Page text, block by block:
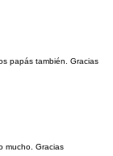
papás también. Gracias
mucho. Gracias